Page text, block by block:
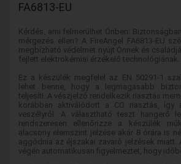
FA6813-EU
Kérdés, ami felmerülhet Önben:
mérgezés ellen? A FireAngel FA6813-EU
megbízható védelmet nyújt Önnek és
fejlett elektrokémiai érzékelő technológiának.
Ez a készülék megfelel az EN 50291-1
lehet benne, hogy a legmagasabb
teljesíti. A vészjelző rendelkezik riasztás
korábban aktiválódott a CO riasztás, így
veszélyről. A választható teszt hangerő
rendszeresen ellenőrizze a készülék
alacsony elemszint jelzése akár 8 órára is
aggódnia az éjszakai zavaró jelzések miatt.
végén automatikusan figyelmeztet, hogy